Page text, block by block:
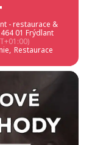
- restaurace &
01 Frýdlant
Restaurace